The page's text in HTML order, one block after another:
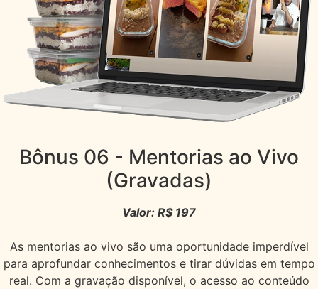
Bônus 06 - Mentorias ao Vivo
(Gravadas)
Valor: R$ 197
As mentorias ao vivo são uma oportunidade imperdível
para aprofundar conhecimentos e tirar dúvidas em tempo
real. Com a gravação disponível, o acesso ao conteúdo